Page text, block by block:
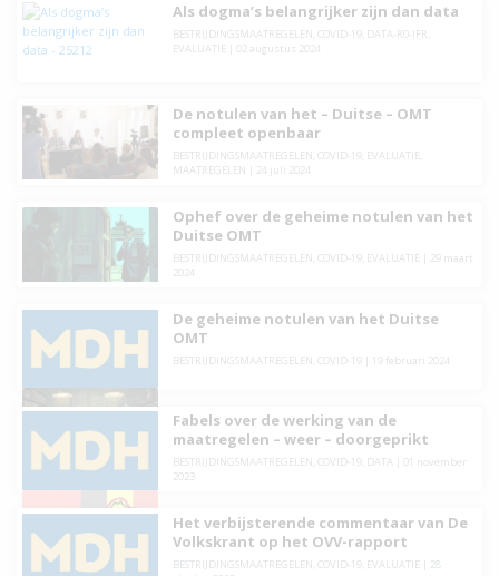
Als dogma’s belangrijker zijn dan data
BESTRIJDINGSMAATREGELEN COVID-19, DATA-R0-IFR
EVALUATIE
02 augustus 2024
De notulen van het – Duitse – OMT
compleet openbaar
BESTRIJDINGSMAATREGELEN COVID-19, EVALUATIE
MAATREGELEN
24 juli 2024
Ophef over de geheime notulen van het
Duitse OMT
BESTRIJDINGSMAATREGELEN COVID-19, EVALUATIE
29 maart
2024
De geheime notulen van het Duitse
OMT
BESTRIJDINGSMAATREGELEN COVID-19| 19 februari 2024
Fabels over de werking van de
maatregelen – weer – doorgeprikt
BESTRIJDINGSMAATREGELEN COVID-19, DATA
01 november
2023
Het verbijsterende commentaar van De
Volkskrant op het OVV-rapport
BESTRIJDINGSMAATREGELEN COVID-19, EVALUATIE
28